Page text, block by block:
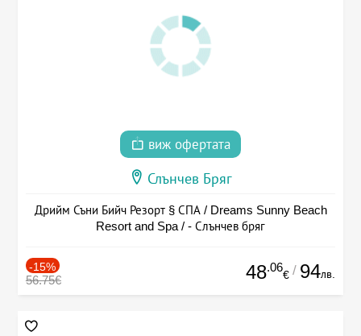
виж офертата
Слънчев Бряг
Дрийм Съни Бийч Резорт § СПА / Dreams Sunny Beach
Resort and Spa / - Слънчев бряг
-15%
56.75€ 48.06
€ / 94лв.